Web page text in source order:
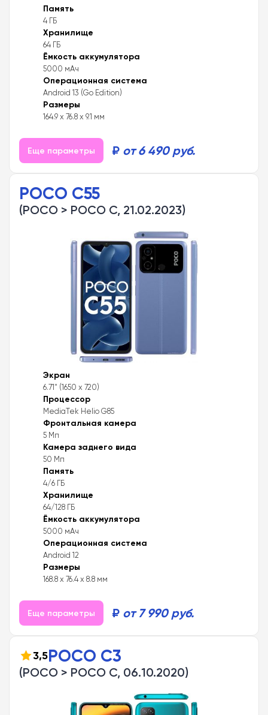
Память
4 ГБ
Хранилище
64 ГБ
Ёмкость аккумулятора
5000 мАч
Операционная система
Android 13 (Go Edition)
Размеры
164.9 x 76.8 x 9.1 мм
Еще параметры ₽ от 6 490 руб.
POCO C55
(POCO > POCO C, 21.02.2023)
Экран
6.71" (1650 x 720)
Процессор
MediaTek Helio G85
Фронтальная камера
5 Мп
Камера заднего вида
50 Мп
Память
4/6 ГБ
Хранилище
64/128 ГБ
Ёмкость аккумулятора
5000 мАч
Операционная система
Android 12
Размеры
168.8 x 76.4 x 8.8 мм
Еще параметры ₽ от 7 990 руб.
3,5POCO C3
(POCO > POCO C, 06.10.2020)